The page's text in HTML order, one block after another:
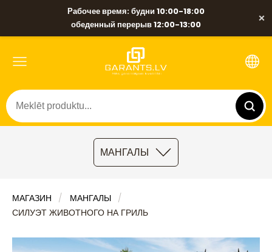
Рабочее время: будни 10:00-18:00
обеденный перерыв 12:00-13:00
×
МАНГАЛЫ
МАГАЗИН
МАНГАЛЫ
СИЛУЭТ ЖИВОТНОГО НА ГРИЛЬ